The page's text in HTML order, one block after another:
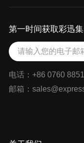
第一时间获取彩迅
电话：+86 0760
邮箱：